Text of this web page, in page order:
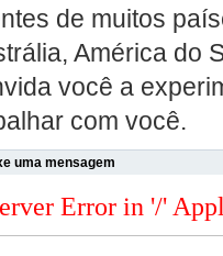
de muitos
América do
você a
com você.
uma mensagem